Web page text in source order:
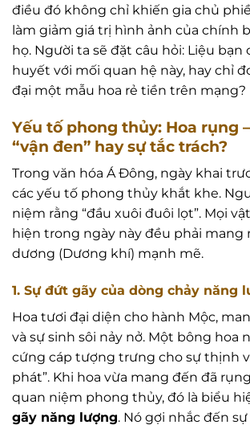
điều đó không chỉ khiến gia chủ
làm giảm giá trị hình ảnh của chính
họ. Người ta sẽ đặt câu hỏi: Liệu
huyết với mối quan hệ này, hay chỉ
đại một mẫu hoa rẻ tiền trên mạng?
Yếu tố phong thủy: Hoa rụng
“vận đen” hay sự tắc trách?
Trong văn hóa Á Đông, ngày khai
các yếu tố phong thủy khắt khe.
niệm rằng “đầu xuôi đuôi lọt”. Mọi
hiện trong ngày này đều phải mang
dương (Dương khí) mạnh mẽ.
1. Sự đứt gãy của dòng chảy năng
Hoa tươi đại diện cho hành Mộc,
và sự sinh sôi nảy nở. Một bông hoa
cứng cáp tượng trưng cho sự thịnh
phát”. Khi hoa vừa mang đến đã
quan niệm phong thủy, đó là biểu
gãy năng lượng. Nó gợi nhắc đến